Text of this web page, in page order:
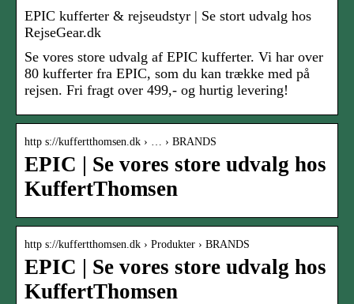
EPIC kufferter & rejseudstyr | Se stort udvalg hos
RejseGear.dk
Se vores store udvalg af EPIC kufferter. Vi har over
80 kufferter fra EPIC, som du kan trække med på
rejsen. Fri fragt over 499,- og hurtig levering!
http s://kuffertthomsen.dk › … › BRANDS
EPIC | Se vores store udvalg hos
KuffertThomsen
http s://kuffertthomsen.dk › Produkter › BRANDS
EPIC | Se vores store udvalg hos
KuffertThomsen